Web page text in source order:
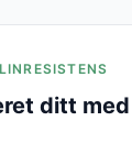
ditt